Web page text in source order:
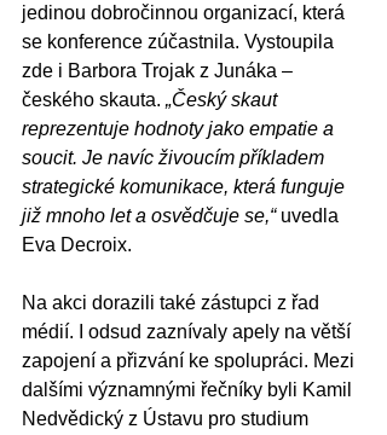
jedinou dobročinnou organizací, která
se konference zúčastnila. Vystoupila
zde i Barbora Trojak z Junáka –
českého skauta. „Český skaut
reprezentuje hodnoty jako empatie a
soucit. Je navíc živoucím příkladem
strategické komunikace, která funguje
již mnoho let a osvědčuje se,“ uvedla
Eva Decroix.
Na akci dorazili také zástupci z řad
médií. I odsud zaznívaly apely na větší
zapojení a přizvání ke spolupráci. Mezi
dalšími významnými řečníky byli Kamil
Nedvědický z Ústavu pro studium